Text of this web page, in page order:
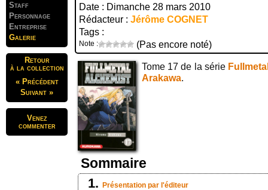
Staff
Personnage
Entreprise
Galerie
Retour
à la collection
« Précédent
Suivant »
Venez
commenter
Date : Dimanche 28 mars 2010
Rédacteur : Jérôme COGNET
Tags :
Note : (Pas encore noté)
Tome 17 de la série
Arakawa.
Sommaire
Présentation par l'éditeur